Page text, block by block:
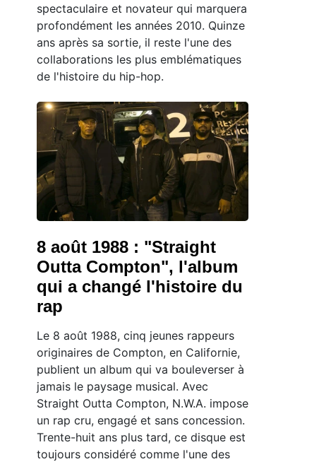
spectaculaire et novateur qui marquera
profondément les années 2010. Quinze
ans après sa sortie, il reste l'une des
collaborations les plus emblématiques
de l'histoire du hip-hop.
8 août 1988 : "Straight
Outta Compton", l'album
qui a changé l'histoire du
rap
Le 8 août 1988, cinq jeunes rappeurs
originaires de Compton, en Californie,
publient un album qui va bouleverser à
jamais le paysage musical. Avec
Straight Outta Compton, N.W.A. impose
un rap cru, engagé et sans concession.
Trente-huit ans plus tard, ce disque est
toujours considéré comme l'une des